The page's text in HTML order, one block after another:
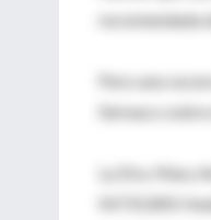
recomendada
Pero una
fármaco
La Dra. Mary
INTEGRIS